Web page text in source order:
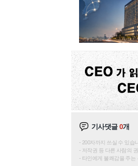
기사댓글0개
200자까지 쓰실 수 있습
저작권 등 다른 사람의
타인에게 불쾌감을 주는